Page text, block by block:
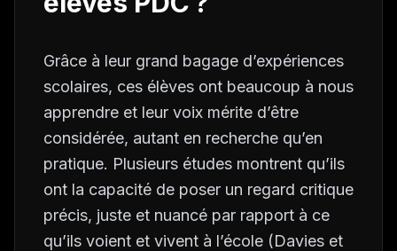
Grâce à leur grand bagage d’expériences
scolaires, ces élèves ont beaucoup à nous
apprendre et leur voix mérite d’être
considérée, autant en recherche qu’en
pratique. Plusieurs études montrent qu’ils
ont la capacité de poser un regard critique
précis, juste et nuancé par rapport à ce
qu’ils voient et vivent à l’école (Davies et